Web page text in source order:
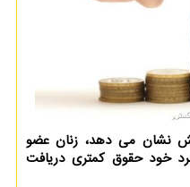
نشان می دهد، زنان عضو
خود حقوق کمتری دریافت